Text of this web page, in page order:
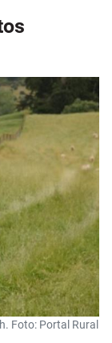
Foto: Portal Rural